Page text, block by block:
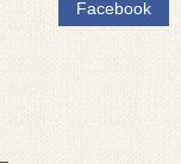
Facebook